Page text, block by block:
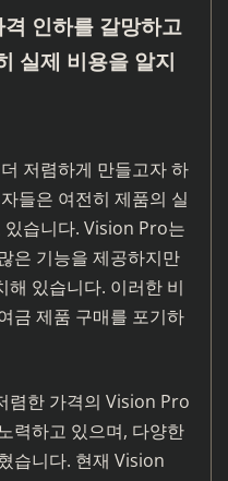
인하를 갈망하고
실제 비용을 알지
저렴하게 만들고자 하
들은 여전히 제품의 실
습니다. Vision Pro는
은 기능을 제공하지만
해 있습니다. 이러한 비
금 제품 구매를 포기하
렴한 가격의 Vision Pro
력하고 있으며, 다양한
습니다. 현재 Vision